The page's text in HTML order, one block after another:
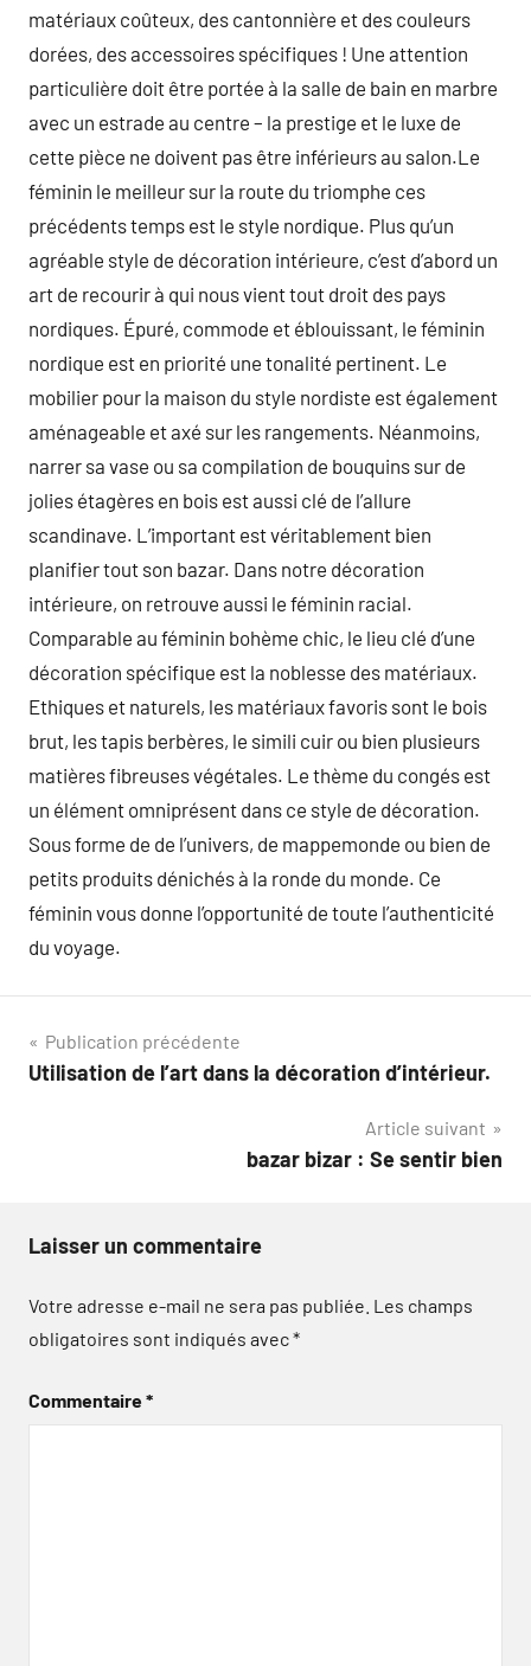
matériaux coûteux, des cantonnière et des couleurs
dorées, des accessoires spécifiques ! Une attention
particulière doit être portée à la salle de bain en marbre
avec un estrade au centre – la prestige et le luxe de
cette pièce ne doivent pas être inférieurs au salon.Le
féminin le meilleur sur la route du triomphe ces
précédents temps est le style nordique. Plus qu’un
agréable style de décoration intérieure, c’est d’abord un
art de recourir à qui nous vient tout droit des pays
nordiques. Épuré, commode et éblouissant, le féminin
nordique est en priorité une tonalité pertinent. Le
mobilier pour la maison du style nordiste est également
aménageable et axé sur les rangements. Néanmoins,
narrer sa vase ou sa compilation de bouquins sur de
jolies étagères en bois est aussi clé de l’allure
scandinave. L’important est véritablement bien
planifier tout son bazar. Dans notre décoration
intérieure, on retrouve aussi le féminin racial.
Comparable au féminin bohème chic, le lieu clé d’une
décoration spécifique est la noblesse des matériaux.
Ethiques et naturels, les matériaux favoris sont le bois
brut, les tapis berbères, le simili cuir ou bien plusieurs
matières fibreuses végétales. Le thème du congés est
un élément omniprésent dans ce style de décoration.
Sous forme de de l’univers, de mappemonde ou bien de
petits produits dénichés à la ronde du monde. Ce
féminin vous donne l’opportunité de toute l’authenticité
du voyage.
Navigation
de
Publication précédente
Utilisation de l’art dans la décoration d’intérieur.
Article suivant
bazar bizar : Se sentir bien
Laisser un commentaire
Votre adresse e-mail ne sera pas publiée. Les champs
obligatoires sont indiqués avec*
Commentaire*